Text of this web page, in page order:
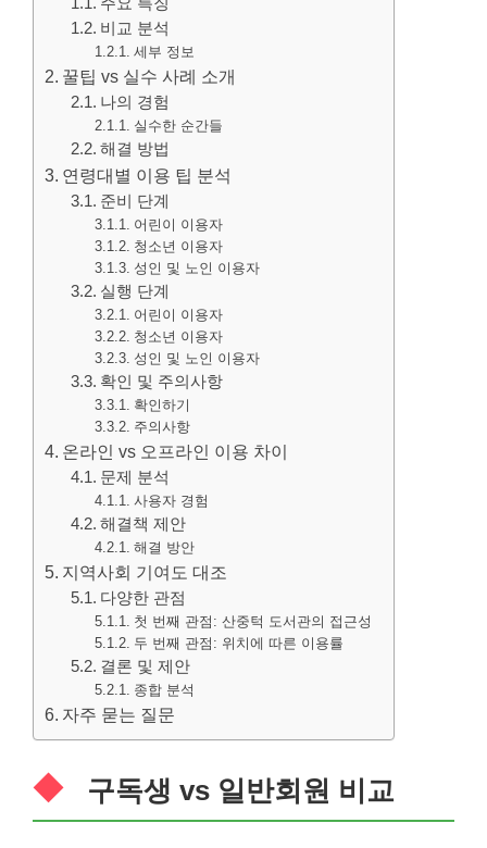
비교 분석
세부 정보
꿀팁 vs 실수 사례 소개
나의 경험
실수한 순간들
해결 방법
연령대별 이용 팁 분석
준비 단계
어린이 이용자
청소년 이용자
성인 및 노인 이용자
실행 단계
어린이 이용자
청소년 이용자
성인 및 노인 이용자
확인 및 주의사항
확인하기
주의사항
온라인 vs 오프라인 이용 차이
문제 분석
사용자 경험
해결책 제안
해결 방안
지역사회 기여도 대조
다양한 관점
첫 번째 관점: 산중턱 도서관의 접근성
두 번째 관점: 위치에 따른 이용률
결론 및 제안
종합 분석
자주 묻는 질문
구독생 vs 일반회원 비교